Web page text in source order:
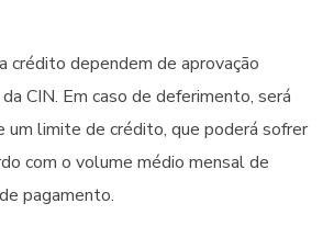
crédito dependem de aprovação
CIN. Em caso de deferimento, será
um limite de crédito, que poderá sofrer
com o volume médio mensal de
pagamento.